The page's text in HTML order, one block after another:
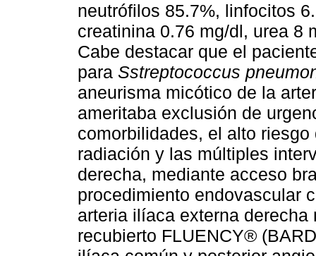
neutrófilos 85.7%, linfocitos
creatinina 0.76 mg/dl, urea 8
Cabe destacar que el
para Sstreptococcus
aneurisma micótico de la
ameritaba exclusión de
comorbilidades, el alto
radiación y las múltiples
derecha, mediante acceso
procedimiento endovascular
arteria ilíaca externa
recubierto FLUENCY®